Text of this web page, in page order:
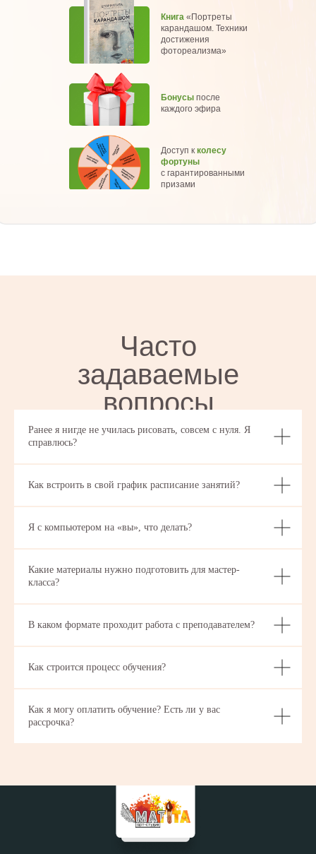
Бонусы после
каждого эфира
Книга «Портреты
карандашом. Техники
достижения
фотореализма»
Доступ к колесу
фортуны
с гарантированными
призами
Часто
задаваемые
вопросы
Ранее я нигде не училась рисовать, совсем с нуля. Я
справлюсь?
Как встроить в свой график расписание занятий?
Я с компьютером на «вы», что делать?
Какие материалы нужно подготовить для мастер-
класса?
В каком формате проходит работа с преподавателем?
Как строится процесс обучения?
Как я могу оплатить обучение? Есть ли у вас
рассрочка?